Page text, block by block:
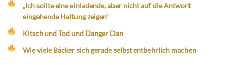
„Ich sollte eine einladende, aber nicht auf die Antwort
eingehende Haltung zeigen“
Kitsch und Tod und Danger Dan
Wie viele Bäcker sich gerade selbst entbehrlich machen